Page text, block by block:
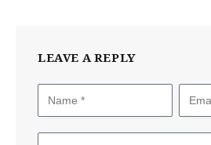
LEAVE A REPLY